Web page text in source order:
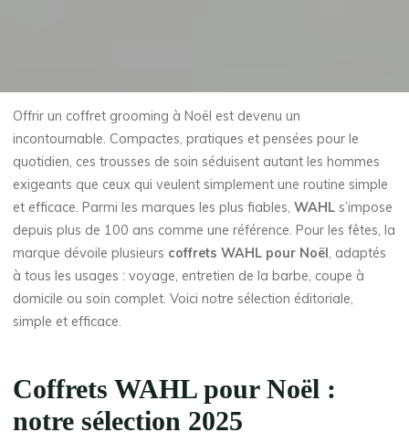
Offrir un coffret grooming à Noël est devenu un
incontournable. Compactes, pratiques et pensées pour le
quotidien, ces trousses de soin séduisent autant les hommes
exigeants que ceux qui veulent simplement une routine simple
et efficace. Parmi les marques les plus fiables,WAHL s’impose
depuis plus de 100 ans comme une référence. Pour les fêtes, la
marque dévoile plusieurs coffrets WAHL pour Noël, adaptés
à tous les usages : voyage, entretien de la barbe, coupe à
domicile ou soin complet. Voici notre sélection éditoriale,
simple et efficace.
Coffrets WAHL pour Noël :
notre sélection 2025